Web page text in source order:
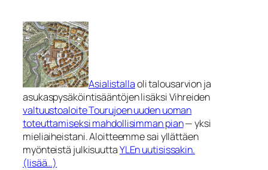
Asialistallaoli talousarvion ja
asukaspysäköintisääntöjen lisäksi Vihreiden
valtuustoaloite Tourujoen uuden uoman
toteuttamiseksi mahdollisimman pian— yksi
mieliaiheistani. Aloitteemme sai yllättäen
myönteistä julkisuuttaYLEn uutisissakin.
(lisää…)